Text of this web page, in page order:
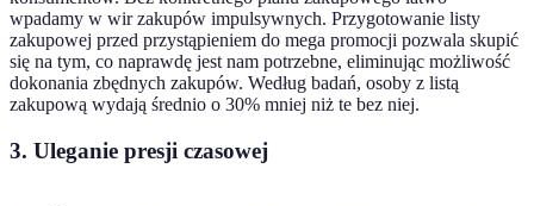
wpadamy w wir zakupów impulsywnych. Przygotowanie listy
zakupowej przed przystąpieniem do mega promocji pozwala skupić
się na tym, co naprawdę jest nam potrzebne, eliminując możliwość
dokonania zbędnych zakupów. Według badań, osoby z listą
zakupową wydają średnio o 30% mniej niż te bez niej.
3. Uleganie presji czasowej